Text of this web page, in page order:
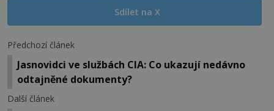
Sdílet na X
Předchozí článek
Jasnovidci ve službách CIA: Co ukazují nedávno
odtajněné dokumenty?
Další článek